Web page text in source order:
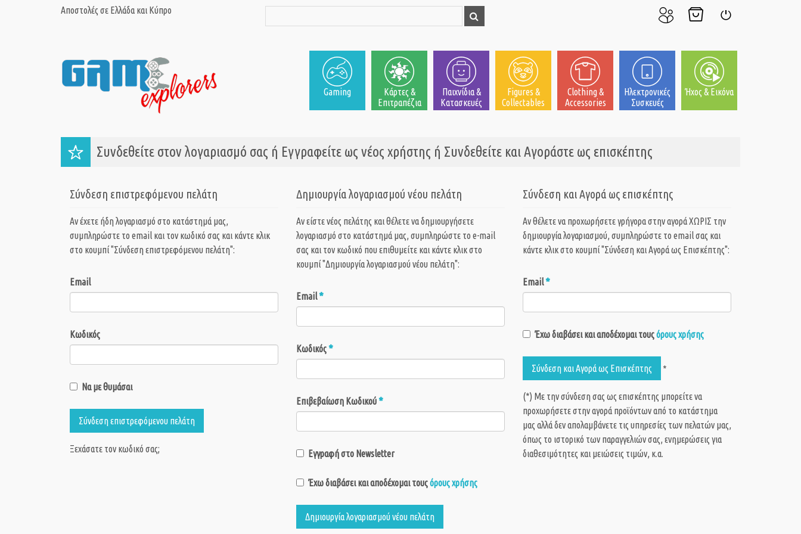
Αποστολές σε Ελλάδα και Κύπρο
μου
Gaming
Κάρτες &
Επιτραπέζια
Παιχνίδια &
Κατασκευές
Figures &
Collectables
Clothing &
Accessories
Ηλεκτρονικές
Συσκευές
Ήχος & Εικόνα
Συνδεθείτε στον λογαριασμό σας ή Εγγραφείτε ως νέος χρήστης ή Συνδεθείτε και Αγοράστε ως επισκέπτης
Σύνδεση επιστρεφόμενου πελάτη
Αν έχετε ήδη λογαριασμό στο κατάστημά μας,
συμπληρώστε το email και τον κωδικό σας και κάντε κλικ
στο κουμπί "Σύνδεση επιστρεφόμενου πελάτη":
Email
Κωδικός
Να με θυμάσαι
Σύνδεση επιστρεφόμενου πελάτη
Ξεχάσατε τον κωδικό σας;
Δημιουργία λογαριασμού νέου πελάτη
Αν είστε νέος πελάτης και θέλετε να δημιουργήσετε
λογαριασμό στο κατάστημά μας, συμπληρώστε το e-mail
σας και τον κωδικό που επιθυμείτε και κάντε κλικ στο
κουμπί "Δημιουργία λογαριασμού νέου πελάτη":
Email*
Κωδικός*
Επιβεβαίωση Κωδικού*
Εγγραφή στο Newsletter
Έχω διαβάσει και αποδέχομαι τουςόρους χρήσης
Δημιουργία λογαριασμού νέου πελάτη
Σύνδεση και Αγορά ως επισκέπτης
Αν θέλετε να προχωρήσετε γρήγορα στην αγορά ΧΩΡΙΣ την
δημιουργία λογαριασμού, συμπληρώστε το email σας και
κάντε κλικ στο κουμπί "Σύνδεση και Αγορά ως Eπισκέπτης":
Email*
Έχω διαβάσει και αποδέχομαι τουςόρους χρήσης
Σύνδεση και Αγορά ως Eπισκέπτης *
(*) Με την σύνδεση σας ως επισκέπτης μπορείτε να
προχωρήσετε στην αγορά προϊόντων από το κατάστημα
μας αλλά δεν απολαμβάνετε τις υπηρεσίες των πελατών μας,
όπως το ιστορικό των παραγγελιών σας, ενημερώσεις για
διαθεσιμότητες και μειώσεις τιμών, κ.α.